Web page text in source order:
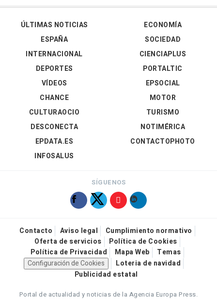
ÚLTIMAS NOTICIAS
ESPAÑA
INTERNACIONAL
DEPORTES
VÍDEOS
ECONOMÍA
SOCIEDAD
CIENCIAPLUS
PORTALTIC
EPSOCIAL
CHANCE
CULTURAOCIO
DESCONECTA
EPDATA.ES
INFOSALUS
MOTOR
TURISMO
NOTIMÉRICA
CONTACTOPHOTO
SÍGUENOS
Contacto Aviso legal
Cumplimiento normativo
Oferta de servicios
Política de Cookies
Política de Privacidad
Mapa Web
Temas
Configuración de Cookies
Loteria de navidad
Publicidad estatal
Portal de actualidad y noticias de la Agencia Europa Press.